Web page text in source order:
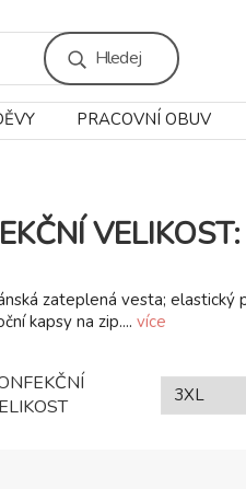
Hledej
PRACOVNÍ OBUV
zateplená vesta; elastický
kapsy na zip.... více